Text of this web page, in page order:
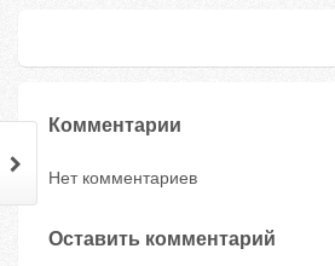
Комментарии
Нет комментариев
Оставить комментарий